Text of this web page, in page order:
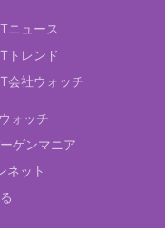
ニュース
トレンド
会社ウォッチ
ォッチ
ゲンマニア
ネット